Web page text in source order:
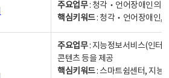
주요업무: 청각‧언어장애인의
핵심키워드: 청각‧언어장애인,
주요업무: 지능정보서비스(인터
콘텐츠 등을 제공
핵심키워드: 스마트쉼센터, 지능